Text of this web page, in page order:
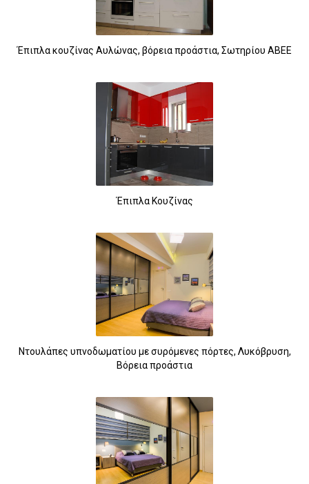
Έπιπλα κουζίνας Αυλώνας, βόρεια προάστια, Σωτηρίου ΑΒΕΕ
Έπιπλα Κουζίνας
Ντουλάπες υπνοδωματίου με συρόμενες πόρτες, Λυκόβρυση,
Βόρεια προάστια